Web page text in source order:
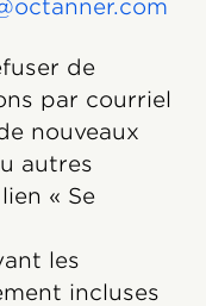
de
par courriel
nouveaux
autres
« Se
les
incluses